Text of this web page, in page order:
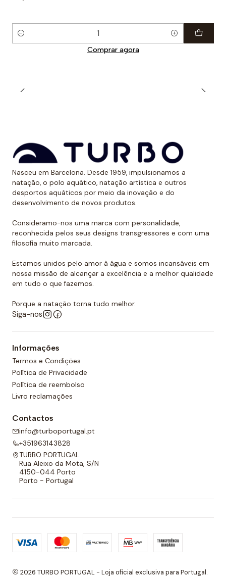
Quantidade
Comprar agora
Nasceu em Barcelona. Desde 1959, impulsionamos a
natação, o polo aquático, natação artística e outros
desportos aquáticos por meio da inovação e do
desenvolvimento de novos produtos.
Consideramo-nos uma marca com personalidade,
reconhecida pelos seus designs transgressores e com uma
filosofia muito marcada.
Estamos unidos pelo amor à água e somos incansáveis em
nossa missão de alcançar a excelência e a melhor qualidade
em tudo o que fazemos.
Porque a natação torna tudo melhor.
Siga-nos
Informações
Termos e Condições
Política de Privacidade
Política de reembolso
Livro reclamações
Contactos
info@turboportugal.pt
+351963143828
TURBO PORTUGAL
Rua Aleixo da Mota, S/N
4150-044 Porto
Porto - Portugal
2026 TURBO PORTUGAL - Loja oficial exclusiva para Portugal.